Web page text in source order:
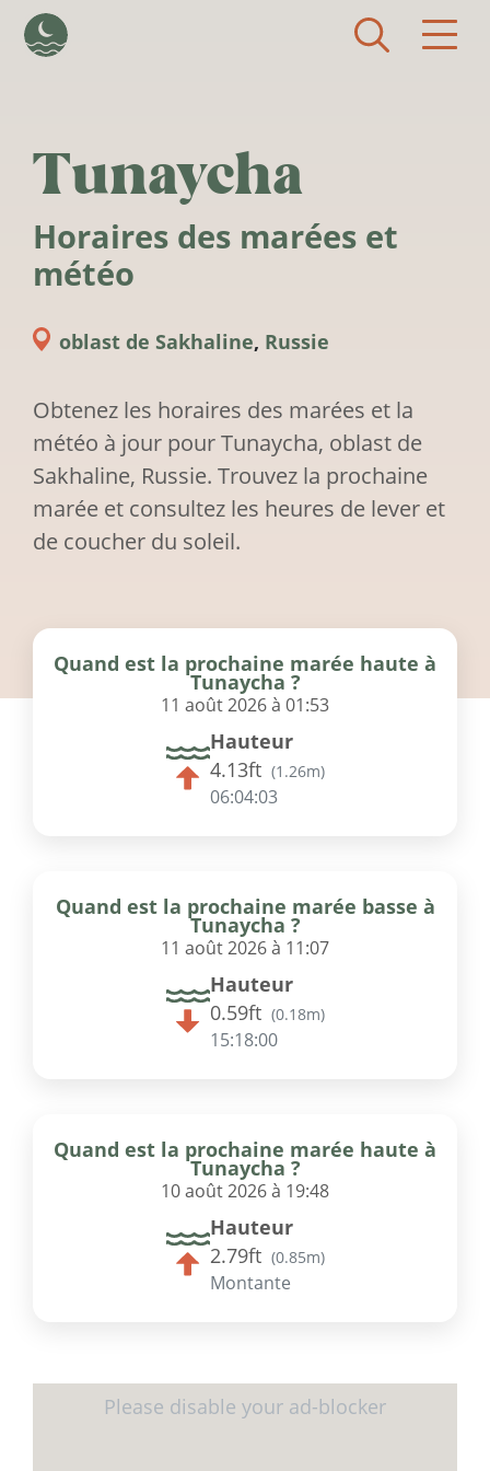
Tunaycha
Horaires des marées et
météo
oblast de Sakhaline, Russie
Obtenez les horaires des marées et la
météo à jour pour Tunaycha, oblast de
Sakhaline, Russie. Trouvez la prochaine
marée et consultez les heures de lever et
de coucher du soleil.
Quand est la prochaine marée haute à
Tunaycha ?
11 août 2026 à 01:53
Hauteur
4.13ft (1.26m)
06:04:02
Quand est la prochaine marée basse à
Tunaycha ?
11 août 2026 à 11:07
Hauteur
0.59ft (0.18m)
15:17:59
Quand est la prochaine marée haute à
Tunaycha ?
10 août 2026 à 19:48
Hauteur
2.79ft (0.85m)
Montante